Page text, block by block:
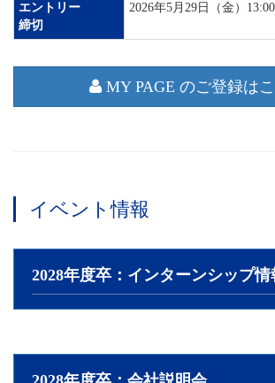
エントリー
締切
2026年5月29日（金）13:00
MY PAGE のご登録は
イベント情報
2028年度卒：インターンシップ情